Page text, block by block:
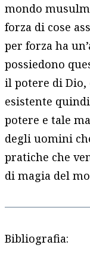
mondo
forza di cose
per forza ha
possiedono
il potere di Dio,
esistente
potere e tale
degli uomini
pratiche che
di magia del
Bibliografia: